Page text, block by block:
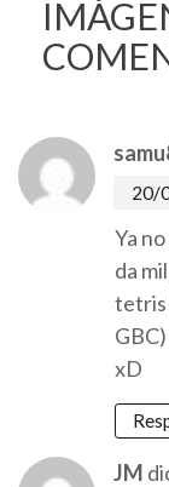
20/
Ya
da
tetris
xD
JM